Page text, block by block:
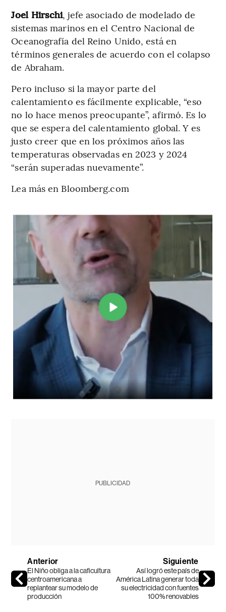
Joel Hirschi, jefe asociado de modelado de
sistemas marinos en el Centro Nacional de
Oceanografía del Reino Unido, está en
términos generales de acuerdo con el colapso
de Abraham.
Pero incluso si la mayor parte del
calentamiento es fácilmente explicable, “eso
no lo hace menos preocupante”, afirmó. Es lo
que se espera del calentamiento global. Y es
justo creer que en los próximos años las
temperaturas observadas en 2023 y 2024
“serán superadas nuevamente”.
Lea más en Bloomberg.com
PUBLICIDAD
Anterior
El Niño obliga a la caficultura
centroamericana a
replantear su modelo de
producción
Siguiente
Así logró este país de
América Latina generar toda
su electricidad con fuentes
100% renovables